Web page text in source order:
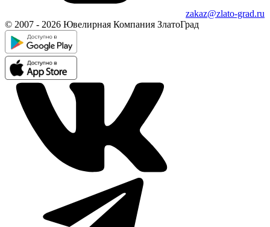
zakaz@zlato-grad.ru
© 2007 - 2026 Ювелирная Компания ЗлатоГрад